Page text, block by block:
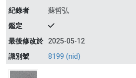
紀錄者
蘇哲弘
鑑定
最後修改於 2025-05-12
識別號
8199 (nid)